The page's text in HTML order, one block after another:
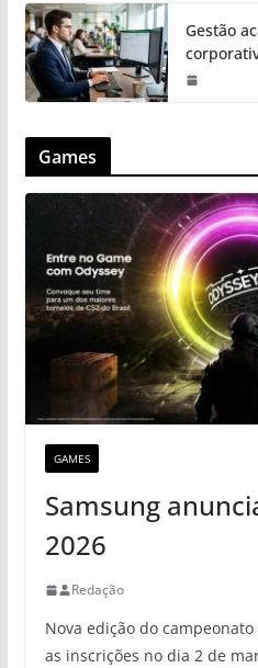
Gestão
Games
GAMES
Samsung
2026
Redação
Nova edição do
as inscrições no dia 2 de